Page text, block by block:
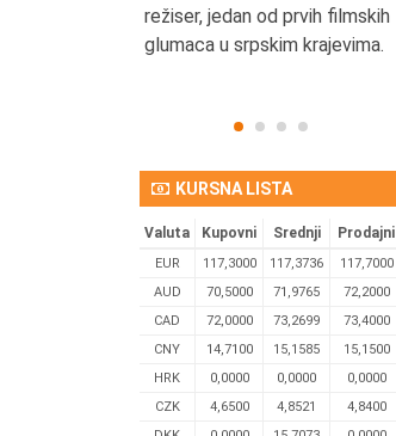
režiser, jedan od prvih filmskih
glumaca u srpskim krajevima.
KURSNA LISTA
Valuta Kupovni Srednji Prodajni
EUR 117,3000 117,3736
117,7000
AUD
70,5000 71,9765
72,2000
CAD
72,0000 73,2699
73,4000
CNY
14,7100 15,1585
15,1500
HRK
0,0000 0,0000
0,0000
CZK
4,6500 4,8521
4,8400